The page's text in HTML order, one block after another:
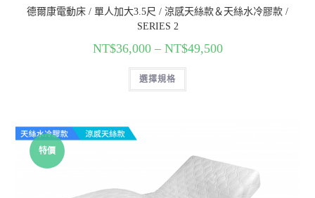
德爾康電動床 / 單人加大3.5尺 / 涼感天絲款＆天絲水冷膠款 /
SERIES 2
NT$36,000– NT$49,500
選擇規格
特價